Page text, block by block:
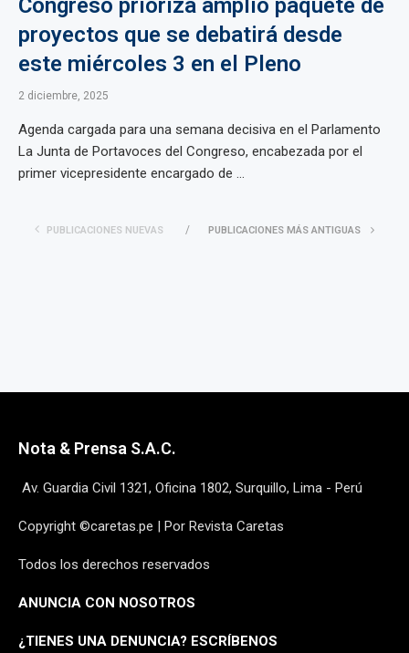
Congreso prioriza amplio paquete de
proyectos que se debatirá desde
este miércoles 3 en el Pleno
2 diciembre, 2025
Agenda cargada para una semana decisiva en el Parlamento
La Junta de Portavoces del Congreso, encabezada por el
primer vicepresidente encargado de ...
PUBLICACIONES NUEVAS PUBLICACIONES MÁS ANTIGUAS
Nota & Prensa S.A.C.
Av. Guardia Civil 1321, Oficina 1802, Surquillo, Lima - Perú
Copyright ©caretas.pe | Por Revista Caretas
Todos los derechos reservados
ANUNCIA CON NOSOTROS
¿TIENES UNA DENUNCIA? ESCRÍBENOS